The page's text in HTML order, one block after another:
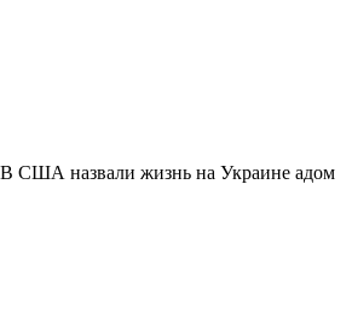
В США назвали жизнь на Украине адом